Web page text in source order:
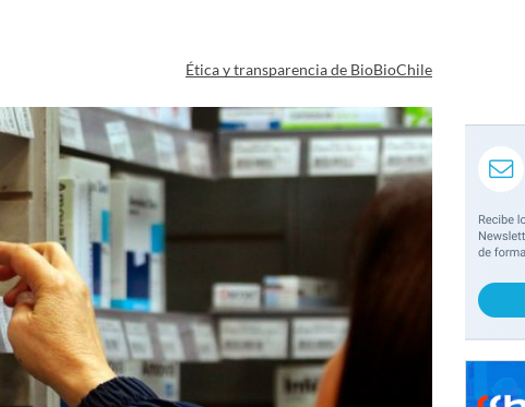
Ética y transparencia de BioBioChile